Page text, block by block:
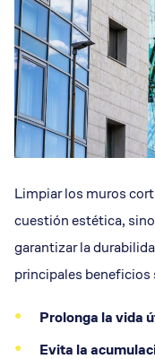
Limpiar los muros
cuestión estética,
garantizar la
principales beneficios
Prolonga la vida
Evita la